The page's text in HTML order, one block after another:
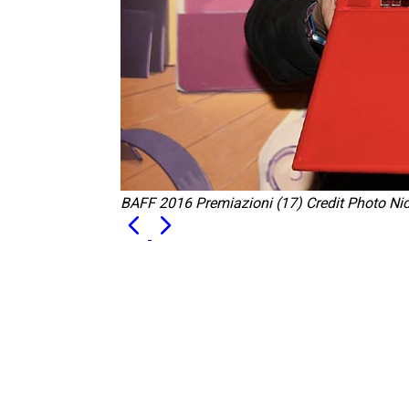
BAFF 2016 Premiazioni (17) Credit Photo